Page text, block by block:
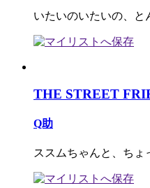
いたいのいたいの、と
THE STREET
Q助
ススムちゃんと、ちょ